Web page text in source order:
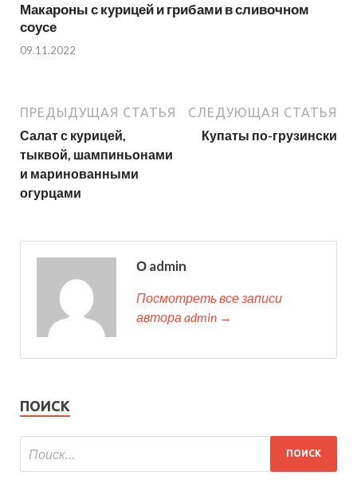
Макароны с курицей и грибами в сливочном
соусе
09.11.2022
ПРЕДЫДУЩАЯ СТАТЬЯ
Салат с курицей,
тыквой, шампиньонами
и маринованными
огурцами
СЛЕДУЮЩАЯ СТАТЬЯ
Купаты по-грузински
О admin
Посмотреть все записи
автора admin →
ПОИСК